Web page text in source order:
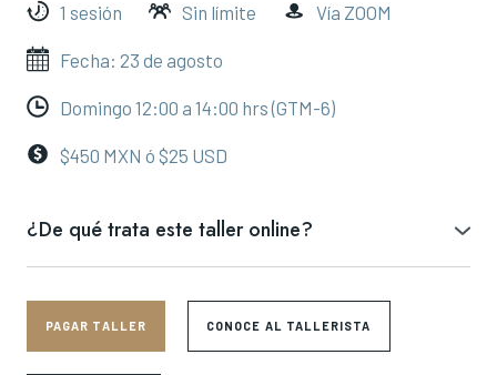
1 sesión Sin límite Vía ZOOM
Fecha: 23 de agosto
Domingo 12:00 a 14:00 hrs (GTM-6)
$450 MXN ó $25 USD
¿De qué trata este taller online?
El Sol muestra la forma en la que estamos llamados a brillar, crear,
PAGAR TALLER CONOCE AL TALLERISTA